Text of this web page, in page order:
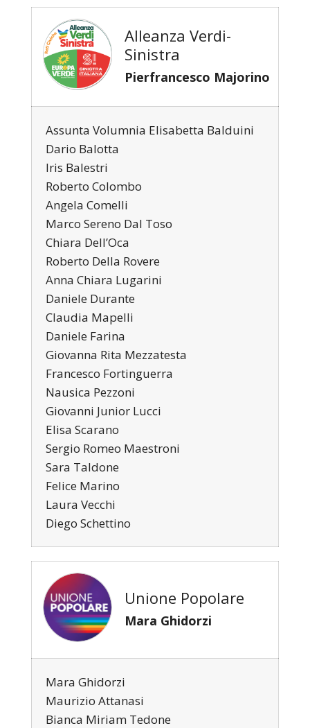
Alleanza Verdi-
Sinistra
Pierfrancesco Majorino
Assunta Volumnia Elisabetta Balduini
Dario Balotta
Iris Balestri
Roberto Colombo
Angela Comelli
Marco Sereno Dal Toso
Chiara Dell’Oca
Roberto Della Rovere
Anna Chiara Lugarini
Daniele Durante
Claudia Mapelli
Daniele Farina
Giovanna Rita Mezzatesta
Francesco Fortinguerra
Nausica Pezzoni
Giovanni Junior Lucci
Elisa Scarano
Sergio Romeo Maestroni
Sara Taldone
Felice Marino
Laura Vecchi
Diego Schettino
Unione Popolare
Mara Ghidorzi
Mara Ghidorzi
Maurizio Attanasi
Bianca Miriam Tedone